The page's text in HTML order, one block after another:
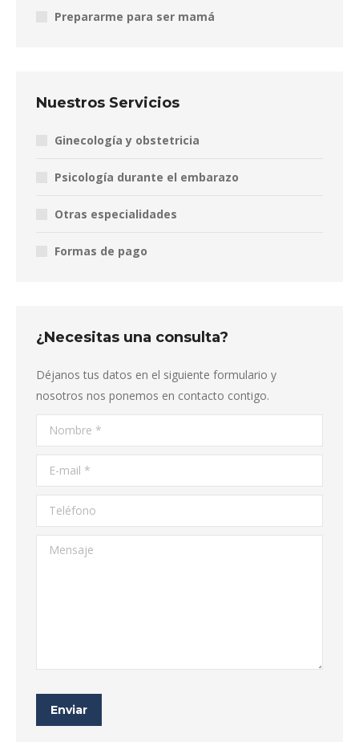
Prepararme para ser mamá
Nuestros Servicios
Ginecología y obstetricia
Psicología durante el embarazo
Otras especialidades
Formas de pago
¿Necesitas una consulta?
Déjanos tus datos en el siguiente formulario y
nosotros nos ponemos en contacto contigo.
Nombre *
E-mail *
Teléfono
Mensaje
Enviar